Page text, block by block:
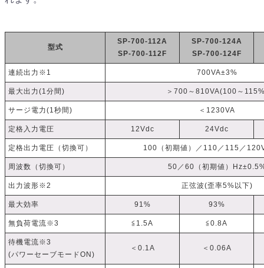
型式
SP-700-112A
SP-700-112F
SP-700-124A
SP-700-124F
連続出力※1 700VA±3%
最大出力(1分間) ＞700～810VA(100～
サージ電力(1秒間) ＜1230VA
定格入力電圧 12Vdc 24Vdc
定格出力電圧（切換可） 100（初期値）／110／115／
周波数（切換可） 50／60（初期値）
出力波形※2 正弦波(歪率5%以下)
最大効率 91% 93%
無負荷電流※3 ≦1.5A ≦0.8A
待機電流※3
(パワーセーブモードON)
＜0.1A ＜0.06A